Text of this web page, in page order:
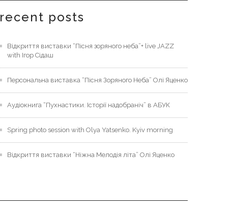
recent posts
Відкриття виставки “Пісня зоряного неба”+ live JAZZ
with Ігор Сідаш
Персональна виставка “Пісня Зоряного Неба” Олі Яценко
Аудіокнига “Пухнастики. Історії надобраніч” в АБУК
Spring photo session with Olya Yatsenko. Kyiv morning
Відкриття виставки “Ніжна Мелодія літа” Олі Яценко